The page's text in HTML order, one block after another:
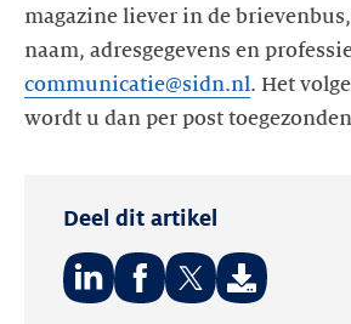
magazine liever in de
naam, adresgegevens en
communicatie@sidn.nl. Het
wordt u dan per post
Deel dit artikel